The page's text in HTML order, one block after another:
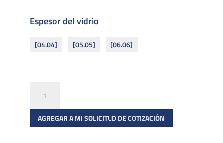
Espesor del vidrio
[04.04] [05.05] [06.06]
RAIL
SWIMSIDE
cantidad
AGREGAR A MI SOLICITUD DE COTIZACIÓN